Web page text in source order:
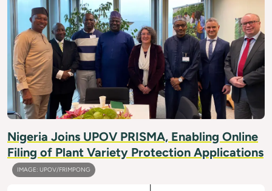
Nigeria Joins UPOV PRISMA, Enabling Online
Filing of Plant Variety Protection Applications
IMAGE: UPOV/FRIMPONG